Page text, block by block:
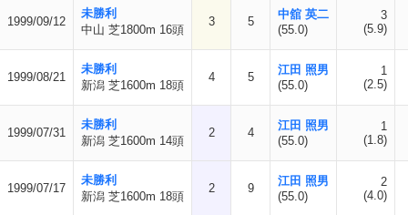
1999/09/12
未勝利
中山 芝1800m 16頭
3 5
中舘 英二
(55.0)
3
(5.9)
1999/08/21
未勝利
新潟 芝1600m 18頭
4 5
江田 照男
(55.0)
1
(2.5)
1999/07/31
未勝利
新潟 芝1600m 14頭
2 4
江田 照男
(55.0)
1
(1.8)
1999/07/17
未勝利
新潟 芝1600m 18頭
2 9
江田 照男
(55.0)
2
(4.0)